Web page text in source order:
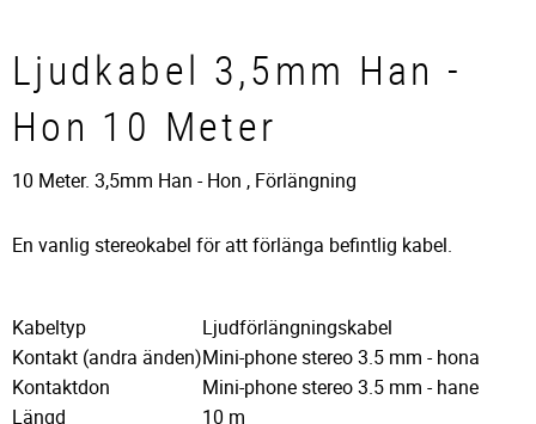
Ljudkabel 3,5mm Han -
Hon 10 Meter
10 Meter. 3,5mm Han - Hon , Förlängning
En vanlig stereokabel för att förlänga befintlig kabel.
Kabeltyp
Ljudförlängningskabel
Kontakt (andra änden)Mini-phone stereo 3.5 mm - hona
Kontaktdon
Mini-phone stereo 3.5 mm - hane
Längd
10 m